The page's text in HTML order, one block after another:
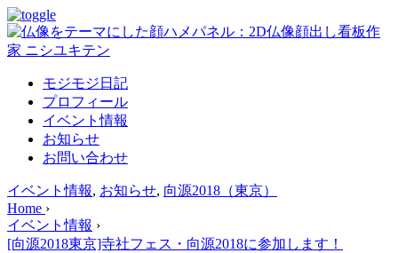
モジモジ日記
プロフィール
イベント情報
お知らせ
お問い合わせ
イベント情報, お知らせ, 向源2018（東京）
Home ›
イベント情報 ›
[向源2018東京]寺社フェス・向源2018に参加します！